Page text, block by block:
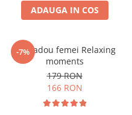
ADAUGA IN COS
-7%
Set cadou femei Relaxing
moments
179 RON
166 RON